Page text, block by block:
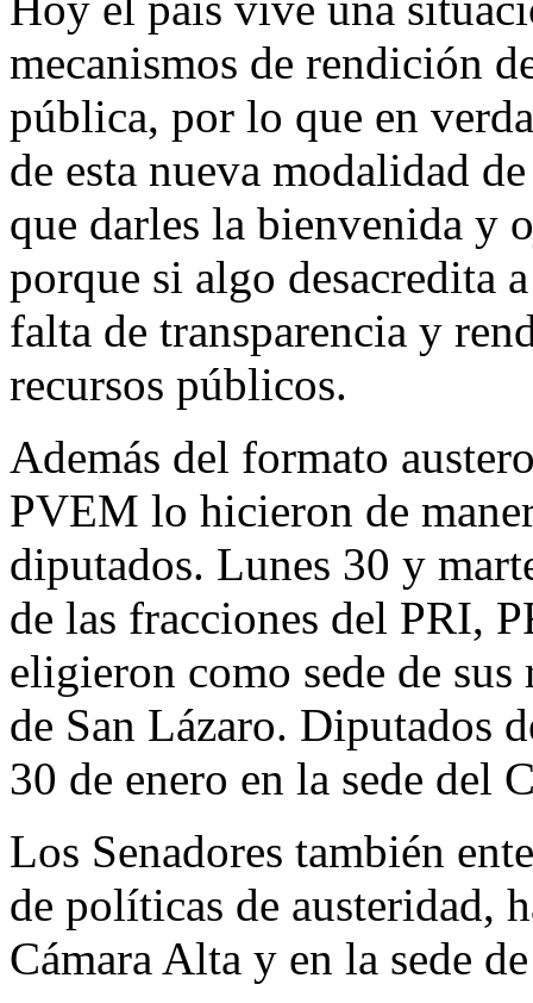
mecanismos de rendición
pública, por lo que en
de esta nueva modalidad
que darles la bienvenida y
porque si algo desacredita
falta de transparencia y
recursos públicos.
Además del formato
PVEM lo hicieron de
diputados. Lunes 30 y
de las fracciones del PRI,
eligieron como sede de
de San Lázaro. Diputados
30 de enero en la sede del
Los Senadores también
de políticas de austeridad,
Cámara Alta y en la sede